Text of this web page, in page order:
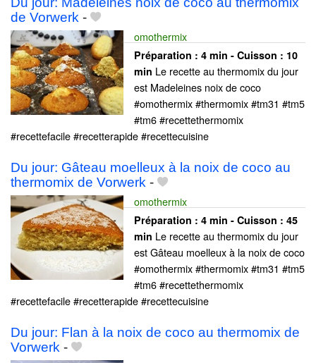
de Vorwerk -
omothermix
Préparation : 4 min - Cuisson : 10
min Le recette au thermomix du jour
est Madeleines noix de coco
#omothermix #thermomix #tm31 #tm5
#tm6 #recettethermomix
#recettefacile #recetterapide #recettecuisine
Du jour: Gâteau moelleux à la noix de coco au
thermomix de Vorwerk -
omothermix
Préparation : 4 min - Cuisson : 45
min Le recette au thermomix du jour
est Gâteau moelleux à la noix de coco
#omothermix #thermomix #tm31 #tm5
#tm6 #recettethermomix
#recettefacile #recetterapide #recettecuisine
Du jour: Flan à la noix de coco au thermomix de
Vorwerk -